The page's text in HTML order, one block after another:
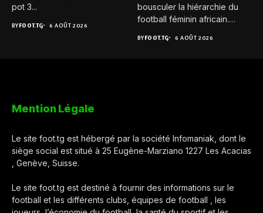
pot 3...
BYFOOT.TG 6 AOÛT 2026
bousculer la hiérarchie du
football féminin africain.
BYFOOT.TG 6 AOÛT 2026
Mention Légale
Le site foot.tg est hébergé par la société Infomaniak, dont le
siège social est situé à 25 Eugène-Marziano 1227 Les Acacias
, Genève, Suisse.
Le site foot.tg est destiné à fournir des informations sur le
football et les différents clubs, équipes de football , les